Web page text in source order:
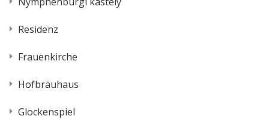
Residenz
Frauenkirche
Hofbräuhaus
Glockenspiel